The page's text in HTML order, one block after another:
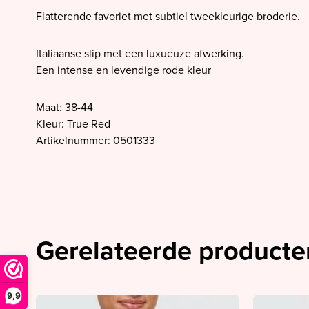
9,9
SALE PrimaDonna Swim
SALE Ten Cate
Flatterende favoriet met subtiel tweekleurige broderie.
Italiaanse slip met een luxueuze afwerking.
Een intense en levendige rode kleur
Maat: 38-44
Kleur: True Red
Artikelnummer: 0501333
Gerelateerde